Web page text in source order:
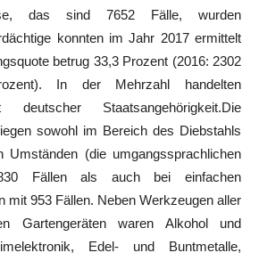
das sind 7652 Fälle, wurden
konnten im Jahr 2017 ermittelt
betrug 33,3 Prozent (2016: 2302
In der Mehrzahl handelten
deutscher Staatsangehörigkeit.Die
sowohl im Bereich des Diebstahls
Umständen (die umgangssprachlichen
Fällen als auch bei einfachen
mit 953 Fällen. Neben Werkzeugen aller
Gartengeräten waren Alkohol und
Edel- und Buntmetalle,